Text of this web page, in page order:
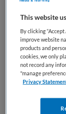
naasten en
Zorggroep.
Bekijk
This website
By clicking
improve website
products and
cookies, we only
not record any
"manage
Privacy